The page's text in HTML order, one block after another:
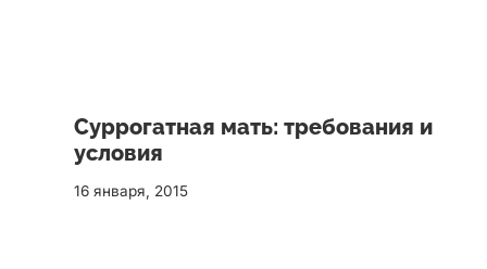
Суррогатная мать: требования и
условия
16 января, 2015